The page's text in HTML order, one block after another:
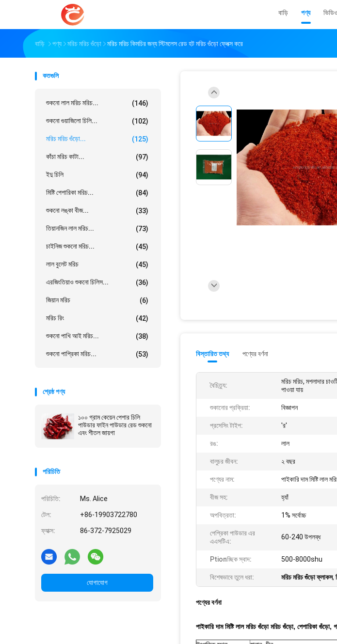
বাড়ি পণ্য ভিডিও
বাড়ি পণ্য মরিচ মরিচ গুঁড়ো মরিচ মরিচ কিমচির জন্য স্টিমলেস রেড হট মরিচ গুঁড়ো ফ্লেক্স করে
কতগুলি
শুকনো লাল মরিচ মরিচ... (146)
শুকনো গুয়াজিলো চিলি... (102)
মরিচ মরিচ গুঁড়ো... (125)
কাঁচা মরিচ কাটা... (97)
ইদু চিলি (94)
মিষ্টি পেপারিকা মরিচ... (84)
শুকনো লঙ্কা বীজ... (33)
তিয়ানজিন লাল মরিচ... (73)
চাইনিজ শুকনো মরিচ... (45)
লাল বুলেট মরিচ (45)
এরজিংতিয়াও শুকনো চিলিস... (36)
জিয়ান মরিচ (6)
মরিচ রিং (42)
শুকনো পাখি আই মরিচ... (38)
শুকনো পাপ্রিকা মরিচ... (53)
শ্রেষ্ঠ পণ্য
১০০ গ্রাম কেয়েন পেপার চিলি
পাউডার ফাইন পাউডার রেড শুকনো
এবং শীতল জায়গা
পরিচিতি
পরিচিতি: Ms. Alice
টেল: +86-19903722780
ফ্যাক্স: 86-372-7925029
যোগাযোগ
বিস্তারিত তথ্য পণ্যের বর্ণনা
বৈচিত্র্য:
মরিচ মরিচ, মশলাদার
পাওয়া যায়
শুকানোর প্রক্রিয়া: বিজ্ঞাপন
প্রসেসিং টাইপ: 'র'
রঙ: লাল
বালুচর জীবন: ২ বছর
পণ্যের নাম: পাইকারি দাম মিষ্টি লাল
বীজ সহ: হ্যাঁ
অপবিত্রতা: 1% সর্বোচ্চ
পেপ্রিকা পাউডার এর
এএসটিএ:
60-240 উপলব্ধ
Ptionচ্ছিক স্বাদ: 500-8000shu
বিশেষভাবে তুলে ধরা: মরিচ মরিচ গুঁড়ো ফ্লাকস,
পণ্যের বর্ণনা
পাইকারি দাম মিষ্টি লাল মরিচ গুঁড়ো মরিচ গুঁড়ো, পেপারিকা গুঁড়ো,